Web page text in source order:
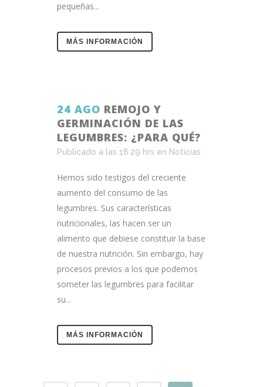
pequeñas...
MÁS INFORMACIÓN
24 AGO REMOJO Y
GERMINACIÓN DE LAS
LEGUMBRES: ¿PARA QUÉ?
Publicado a las 18:29 hrs en Noticias
Hemos sido testigos del creciente
aumento del consumo de las
legumbres. Sus características
nutricionales, las hacen ser un
alimento que debiese constituir la base
de nuestra nutrición. Sin embargo, hay
procesos previos a los que podemos
someter las legumbres para facilitar
su...
MÁS INFORMACIÓN